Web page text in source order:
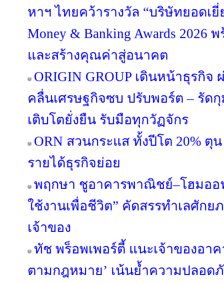
หาฯ ไทยคว้ารางวัล “บริษัทยอดเ
Money & Banking Awards 2026
และสร้างคุณค่าสู่อนาคต
ORIGIN GROUP เดินหน้าธุรกิจ
คลื่นเศรษฐกิจซบ ปรับพอร์ต – รัด
เติบโตยั่งยืน รับมือทุกวัฏจักร
ORN สวนกระแส ทั้งปีโต 20% ตุ
รายได้ธุรกิจย่อย
พฤกษา ชูอาคารพาณิชย์–โฮมออ
ใช้งานเพื่อชีวิต” คัดสรรทำเลศักย
เจ้าของ
ทัช พร็อพเพอร์ตี้ แนะเจ้าของอา
ตามกฎหมาย’ เน้นย้ำความปลอด